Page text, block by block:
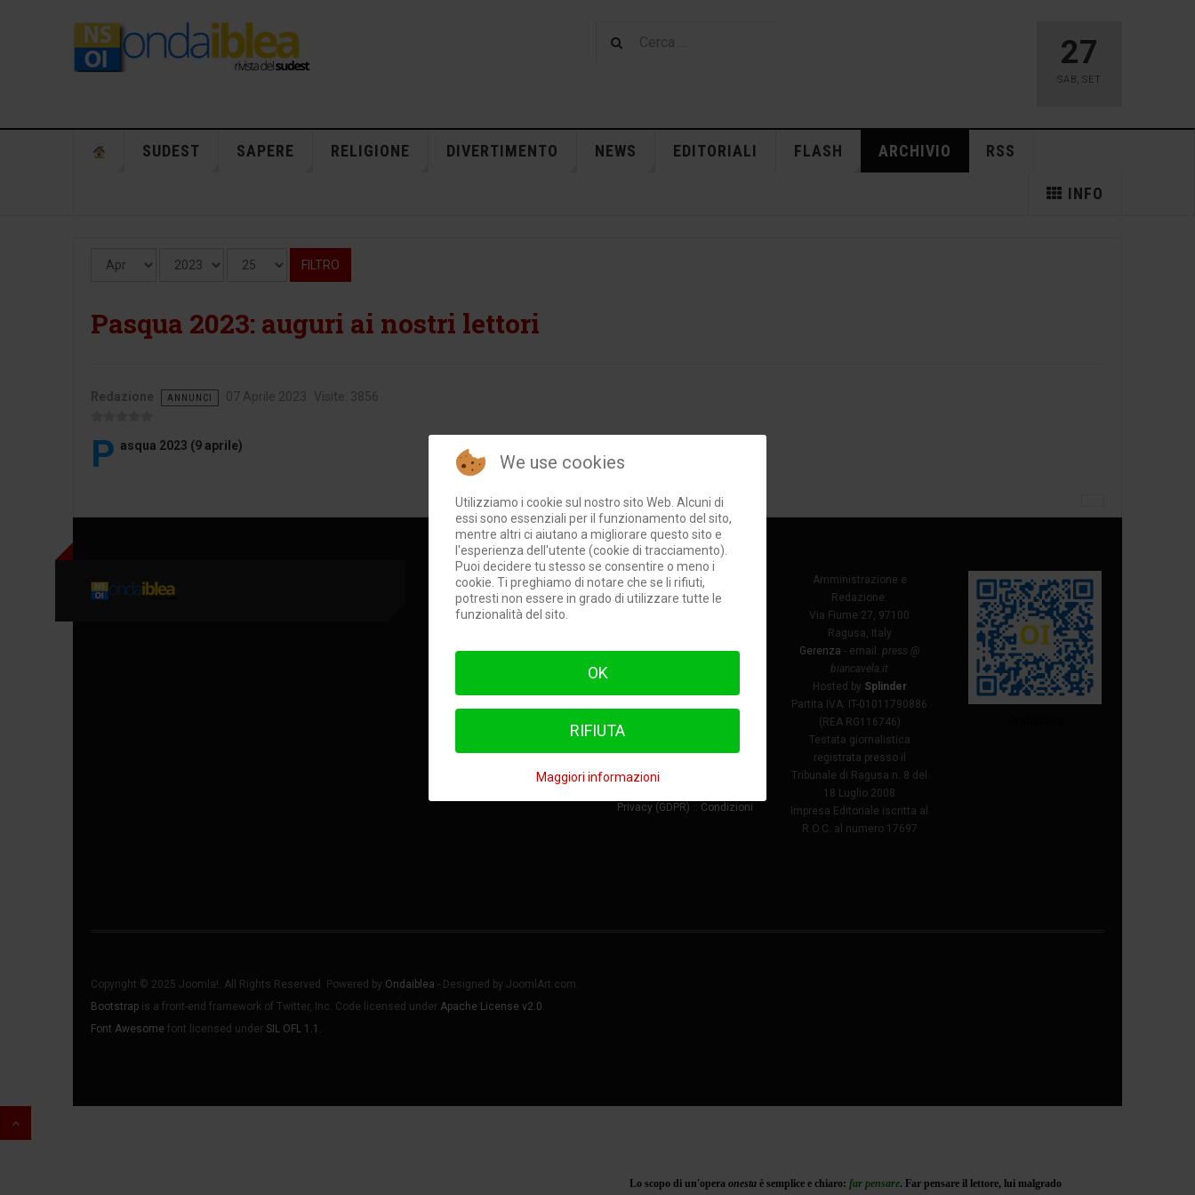
27
SAB, SET
SUDEST SAPERE RELIGIONE DIVERTIMENTO NEWS EDITORIALI FLASH ARCHIVIO RSS
INFO
Filtri
Mese Anno Visualizza # FILTRO
Pasqua 2023: auguri ai nostri lettori
Redazione ANNUNCI 07 Aprile 2023 Visite: 3856
P asqua 2023 (9 aprile)
Ondaiblea©Edizioni
Biancavela, Biancavela
DirettoreGiuseppe Nativo
Iannizzotto
Privacy (GDPR) :: Condizioni
Amministrazione e
Redazione:
Via Fiume 27, 97100
Ragusa, Italy
Gerenza - email:press @
biancavela.it
Hosted by Splinder
Partita IVA: IT-01011790886
(REA RG116746)
Testata giornalistica
registrata presso il
Tribunale di Ragusa n. 8 del
18 Luglio 2008
Impresa Editoriale iscritta al
R.O.C. al numero 17697
Copyright © 2025 Joomla!. All Rights Reserved. Powered by Ondaiblea - Designed by JoomlArt.com.
Bootstrap is a front-end framework of Twitter, Inc. Code licensed under Apache License v2.0.
Font Awesome font licensed under SIL OFL 1.1 .
Lo scopo di un'opera onesta è semplice e chiaro: far pensare. Far pensare il lettore, lui malgrado
We use cookies
Utilizziamo i cookie sul nostro sito Web. Alcuni di
essi sono essenziali per il funzionamento del sito,
mentre altri ci aiutano a migliorare questo sito e
l'esperienza dell'utente (cookie di tracciamento).
Puoi decidere tu stesso se consentire o meno i
cookie. Ti preghiamo di notare che se li rifiuti,
potresti non essere in grado di utilizzare tutte le
funzionalità del sito.
OK
RIFIUTA
Maggiori informazioni